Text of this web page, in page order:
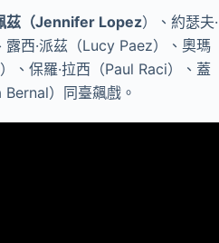
茲（Jennifer Lopez）、約瑟夫·
西·派茲（Lucy Paez）、奧瑪
、保羅·拉西（Paul Raci）、蓋
Bernal）同臺飆戲。